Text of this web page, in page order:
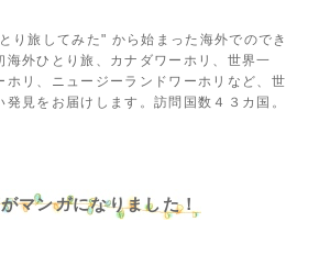
り旅してみた" から始まった海外でのでき
海外ひとり旅、カナダワーホリ、世界一
ホリ、ニュージーランドワーホリなど、世
見をお届けします。訪問国数４３カ国。
マンガになりました！